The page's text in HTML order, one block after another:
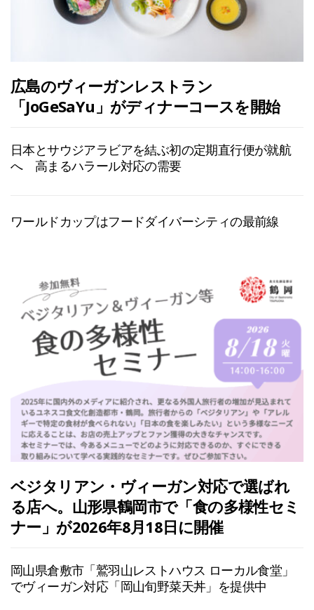
広島のヴィーガンレストラン
「JoGeSaYu」がディナーコースを開始
日本とサウジアラビアを結ぶ初の定期直行便が就航
へ 高まるハラール対応の需要
ワールドカップはフードダイバーシティの最前線
ベジタリアン・ヴィーガン対応で選ばれ
る店へ。山形県鶴岡市で「食の多様性セミ
ナー」が2026年8月18日に開催
岡山県倉敷市「鷲羽山レストハウス ローカル食堂」
でヴィーガン対応「岡山旬野菜天丼」を提供中